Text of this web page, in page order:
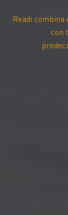
Readi combina
con